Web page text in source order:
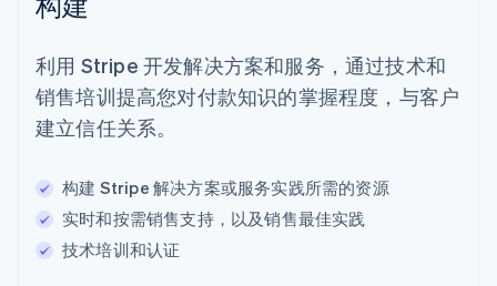
利用 Stripe 开发解决方案和服务，通过技术和
销售培训提高您对付款知识的掌握程度，与客户
建立信任关系。
构建 Stripe 解决方案或服务实践所需的资源
实时和按需销售支持，以及销售最佳实践
技术培训和认证